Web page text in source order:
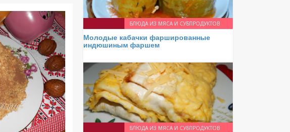
БЛЮДА ИЗ МЯСА И СУБПРОДУКТОВ
Молодые кабачки фаршированные
индюшиным фаршем
БЛЮДА ИЗ МЯСА И СУБПРОДУКТОВ